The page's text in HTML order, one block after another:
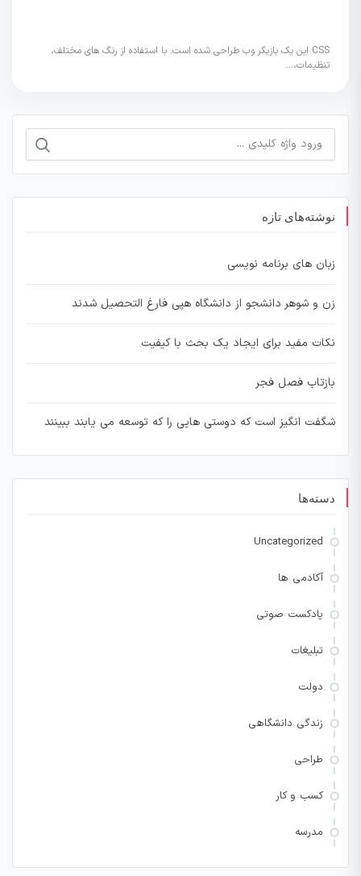
CSS این یک بازیگر وب طراحی شده است. با استفاده از رنگ های مختلف،
تنظیمات،...
جستجو
نوشته‌های تازه
زبان های برنامه نویسی
زن و شوهر دانشجو از دانشگاه هپی فارغ التحصیل شدند
نکات مفید برای ایجاد یک بحث با کیفیت
بازتاب فصل فجر
شگفت انگیز است که دوستی هایی را که توسعه می یابند ببینند
دسته‌ها
Uncategorized
آکادمی ها
پادکست صوتی
تبلیغات
دولت
زندگی دانشگاهی
طراحی
کسب و کار
مدرسه